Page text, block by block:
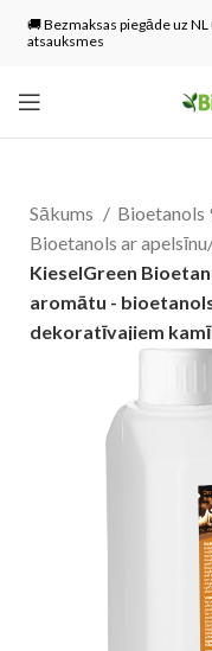
🚚 Bezmaksas piegāde uz
atsauksmes
Sākums
Bioetanols
Bioetanols ar
KieselGreen
aromātu -
dekoratīvajiem